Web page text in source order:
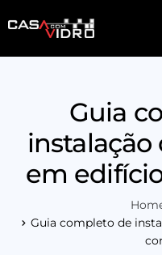
Produtos
Blog
Workshop
Vagas
Guia
instalação
em
Guia completo de